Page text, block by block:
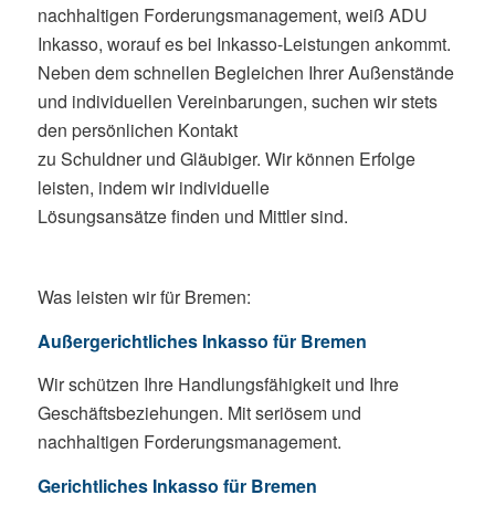
nachhaltigen Forderungsmanagement, weiß ADU
Inkasso, worauf es bei Inkasso-Leistungen ankommt.
Neben dem schnellen Begleichen Ihrer Außenstände
und individuellen Vereinbarungen, suchen wir stets
den persönlichen Kontakt
zu Schuldner und Gläubiger. Wir können Erfolge
leisten, indem wir individuelle
Lösungsansätze finden und Mittler sind.
Was leisten wir für Bremen:
Außergerichtliches Inkasso für Bremen
Wir schützen Ihre Handlungsfähigkeit und Ihre
Geschäftsbeziehungen. Mit seriösem und
nachhaltigen Forderungsmanagement.
Gerichtliches Inkasso für Bremen